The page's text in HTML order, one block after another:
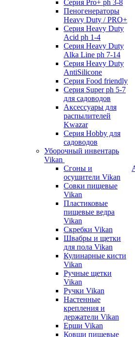
Серия Pro+ ph 3-8
Пеногенераторы
Heavy Duty / PRO+
Серия Heavy Duty
Acid ph 1-4
Серия Heavy Duty
Alka Line ph 7-14
Серия Heavy Duty
AntiSilicone
Серия Food friendly
Серия Super ph 5-7
для садоводов
Аксессуары для
распылителей
Kwazar
Серия Hobby для
садоводов
Уборочный инвентарь
Vikan
Сгоны и
осушители Vikan
Совки пищевые
Vikan
Пластиковые
пищевые ведра
Vikan
Скребки Vikan
Швабры и щетки
для пола Vikan
Кулинарные кисти
Vikan
Ручные щетки
Vikan
Ручки Vikan
Настенные
крепления и
держатели Vikan
Ерши Vikan
Ковши пищевые